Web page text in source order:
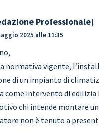
Professionale
2025 alle 11:35
normativa vigente,
di un impianto di
come intervento di edilizia
chi intende montare
non è tenuto a